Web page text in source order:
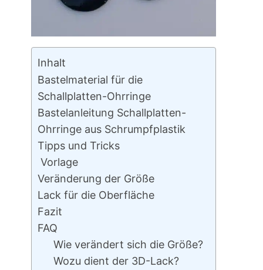
Inhalt
Bastelmaterial für die
Schallplatten-Ohrringe
Bastelanleitung Schallplatten-
Ohrringe aus Schrumpfplastik
Tipps und Tricks
Vorlage
Veränderung der Größe
Lack für die Oberfläche
Fazit
FAQ
Wie verändert sich die Größe?
Wozu dient der 3D-Lack?